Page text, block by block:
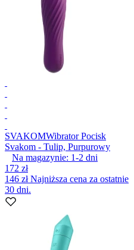
SVAKOMWibrator Pocisk
Svakom - Tulip, Purpurowy
Na magazynie: 1-2 dni
172 zł
146 złNajniższa cena za ostatnie
30 dni.